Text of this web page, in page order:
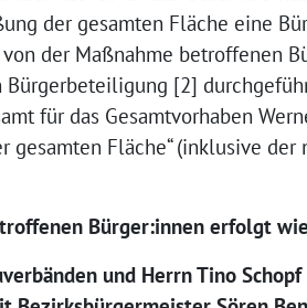
der gesamten Fläche eine
der Maßnahme betroffenen
[2]
für das Gesamtvorhaben
gesamten Fläche“ (inklusive
Bürger:innen erfolgt
und Herrn Tino Schopf